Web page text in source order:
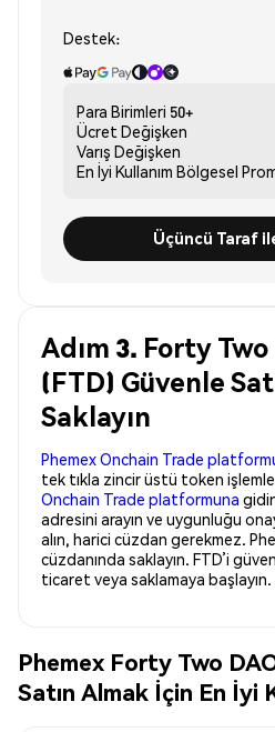
Destek:
Para Birimleri 50+
Ücret Değişken
Varış Değişken
En İyi Kullanım Bölgesel
Üçüncü Taraf
Adım 3. Forty
(FTD) Güvenle
Saklayın
Phemex Onchain Trade
tek tıkla zincir üstü token
Onchain Trade platformuna
adresini arayın ve uygunluğu
alın, harici cüzdan gerekmez.
cüzdanında saklayın. FTD’i
ticaret veya saklamaya başlayın.
Phemex Forty Two
Satın Almak İçin En İyi